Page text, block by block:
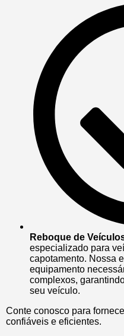
Reboque de
especializado para
capotamento. Nossa
equipamento
complexos,
seu veículo.
Conte conosco para
confiáveis e eficientes.